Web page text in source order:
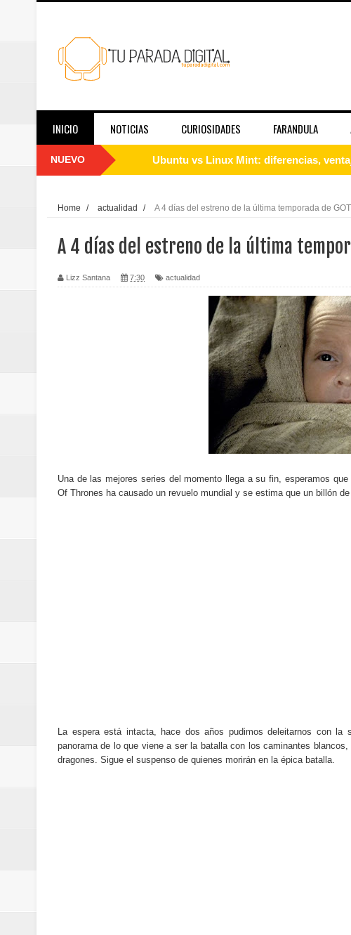
INICIO NOTICIAS CURIOSIDADES FARANDULA
NUEVO Cómo instalar Linux desde cero: guía
El papel de las redes sociales en la
Telemedicina hoy: en qué casos
Cómo la tecnología está cambiando el
Aplicaciones para gestionar gastos
Guía completa para entender la
La noticia tecnológica más relevante
Cómo ha cambiado la forma de
Cómo una polémica en redes sociales
Cómo están cambiando los hábitos de
Ubuntu vs Linux Mint: diferencias,
Home / actualidad / A 4 días del estreno de la última temporada de GOT
A 4 días del estreno de la última
Lizz Santana 7:30 actualidad
Una de las mejores series del momento llega a su fin, esperamos
Of Thrones ha causado un revuelo mundial y se estima que un billón
La espera está intacta, hace dos años pudimos deleitarnos con
panorama de lo que viene a ser la batalla con los caminantes
dragones. Sigue el suspenso de quienes morirán en la épica batalla.